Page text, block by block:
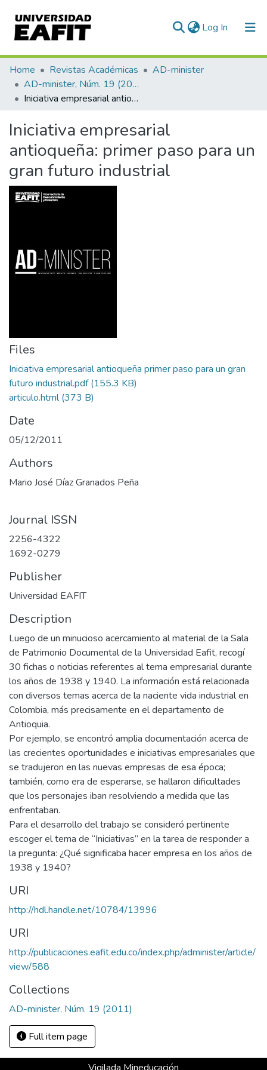
Log In (current)
Communities & Collections
All of DSpace
Home Revistas Académicas
AD-minister
AD-minister, Núm. 19 (2011)
Iniciativa empresarial antioqueña: primer paso para un gran futuro industrial
Iniciativa empresarial
antioqueña: primer paso para un
gran futuro industrial
Files
Iniciativa empresarial antioqueña primer paso para un gran
futuro industrial.pdf(155.3 KB)
articulo.html(373 B)
Date
05/12/2011
Authors
Mario José Díaz Granados Peña
Journal ISSN
2256-4322
1692-0279
Publisher
Universidad EAFIT
Description
Luego de un minucioso acercamiento al material de la Sala
de Patrimonio Documental de la Universidad Eafit, recogí
30 fichas o noticias referentes al tema empresarial durante
los años de 1938 y 1940. La información está relacionada
con diversos temas acerca de la naciente vida industrial en
Colombia, más precisamente en el departamento de
Antioquia.
Por ejemplo, se encontró amplia documentación acerca de
las crecientes oportunidades e iniciativas empresariales que
se tradujeron en las nuevas empresas de esa época;
también, como era de esperarse, se hallaron dificultades
que los personajes iban resolviendo a medida que las
enfrentaban.
Para el desarrollo del trabajo se consideró pertinente
escoger el tema de “Iniciativas” en la tarea de responder a
la pregunta: ¿Qué significaba hacer empresa en los años de
1938 y 1940?
URI
http://hdl.handle.net/10784/13996
URI
http://publicaciones.eafit.edu.co/index.php/administer/article/
view/588
Collections
AD-minister, Núm. 19 (2011)
Full item page